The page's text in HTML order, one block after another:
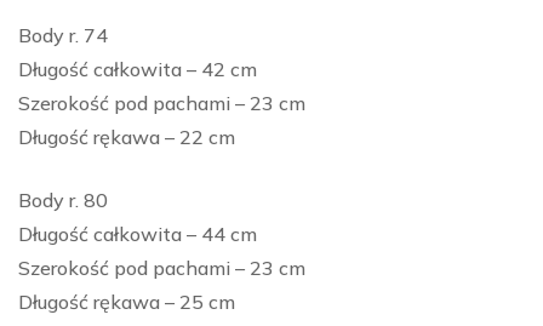
Body r. 74
Długość całkowita – 42 cm
Szerokość pod pachami – 23 cm
Długość rękawa – 22 cm
Body r. 80
Długość całkowita – 44 cm
Szerokość pod pachami – 23 cm
Długość rękawa – 25 cm